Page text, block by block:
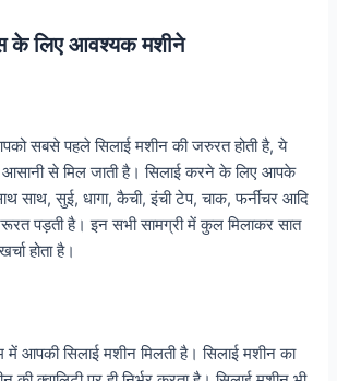
के लिए आवश्यक मशीने
सबसे पहले सिलाई मशीन की जरुरत होती है, ये
आसानी से मिल जाती है। सिलाई करने के लिए आपके
साथ, सुई, धागा, कैची, इंची टेप, चाक, फर्नीचर आदि
पड़ती है। इन सभी सामग्री में कुल मिलाकर सात
होता है।
में आपकी सिलाई मशीन मिलती है। सिलाई मशीन का